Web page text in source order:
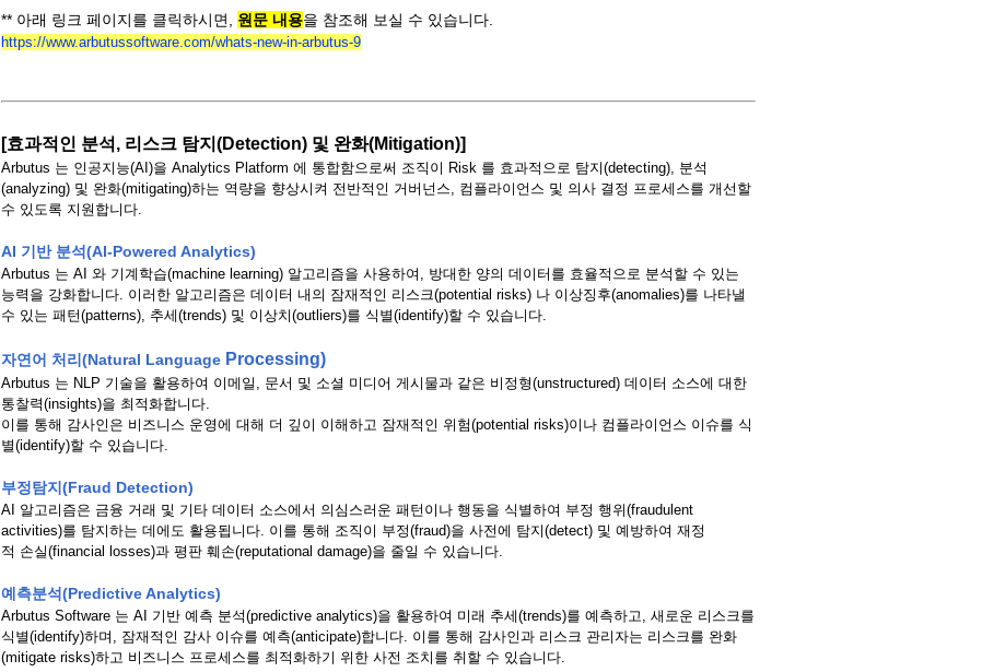
** 아래 링크 페이지를 클릭하시면, 원문 내용을 참조해 보실 수 있습니다.
https://www.arbutussoftware.com/whats-new-in-arbutus-9
[효과적인 분석, 리스크 탐지(Detection) 및 완화(Mitigation)]
Arbutus 는 인공지능(AI)을 Analytics Platform 에 통합함으로써 조직이 Risk 를 효과적으로 탐지(detecting), 분석
(analyzing) 및 완화(mitigating)하는 역량을 향상시켜 전반적인 거버넌스, 컴플라이언스 및 의사 결정 프로세스를 개선할
수 있도록 지원합니다.
AI 기반 분석(AI-Powered Analytics)
Arbutus 는 AI 와 기계학습(machine learning) 알고리즘을 사용하여, 방대한 양의 데이터를 효율적으로 분석할 수 있는
능력을 강화합니다. 이러한 알고리즘은 데이터 내의 잠재적인 리스크(potential risks) 나 이상징후(anomalies)를 나타낼
수 있는 패턴(patterns), 추세(trends) 및 이상치(outliers)를 식별(identify)할 수 있습니다.
자연어 처리(Natural Language Processing)
Arbutus 는 NLP 기술을 활용하여 이메일, 문서 및 소셜 미디어 게시물과 같은 비정형(unstructured) 데이터 소스에 대한
통찰력(insights)을 최적화합니다.
이를 통해 감사인은 비즈니스 운영에 대해 더 깊이 이해하고 잠재적인 위험(potential risks)이나 컴플라이언스 이슈를 식
별(identify)할 수 있습니다.
부정탐지(Fraud Detection)
AI 알고리즘은 금융 거래 및 기타 데이터 소스에서 의심스러운 패턴이나 행동을 식별하여 부정 행위(fraudulent
activities)를 탐지하는 데에도 활용됩니다. 이를 통해 조직이 부정(fraud)을 사전에 탐지(detect) 및 예방하여 재정
적 손실(financial losses)과 평판 훼손(reputational damage)을 줄일 수 있습니다.
예측분석(Predictive Analytics)
Arbutus Software 는 AI 기반 예측 분석(predictive analytics)을 활용하여 미래 추세(trends)를 예측하고, 새로운 리스크를
식별(identify)하며, 잠재적인 감사 이슈를 예측(anticipate)합니다. 이를 통해 감사인과 리스크 관리자는 리스크를 완화
(mitigate risks)하고 비즈니스 프로세스를 최적화하기 위한 사전 조치를 취할 수 있습니다.